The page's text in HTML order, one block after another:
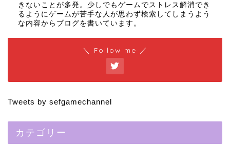
きないことが多発。少しでもゲームでストレス解消でき
るようにゲームが苦手な人が思わず検索してしまうよう
な内容からブログを書いています。
＼ Follow me ／
Tweets by sefgamechannel
カテゴリー